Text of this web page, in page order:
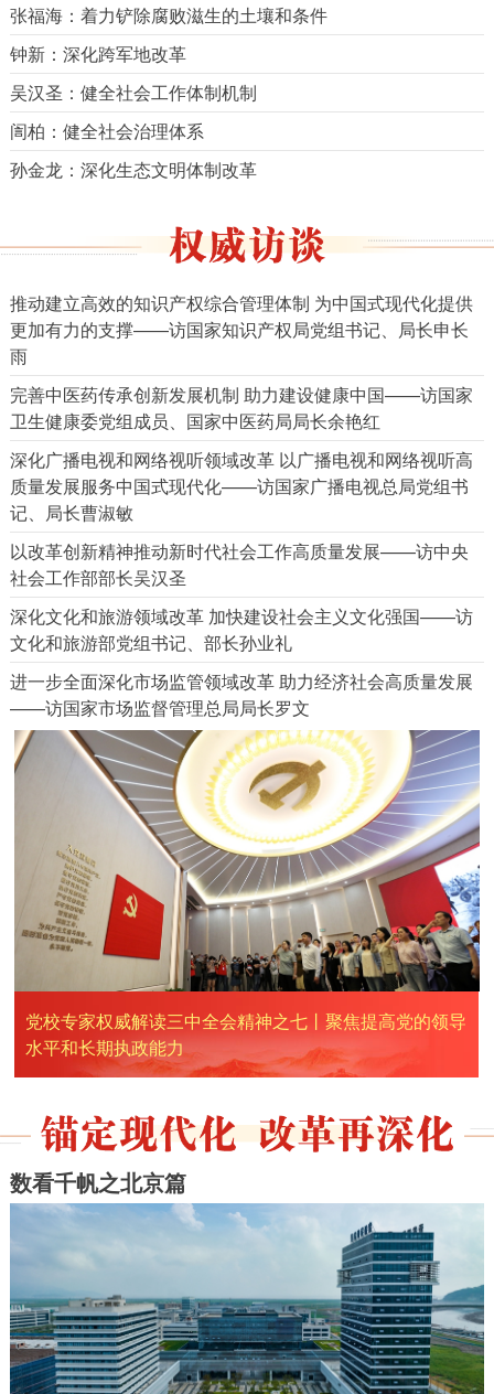
张福海：着力铲除腐败滋生的土壤和条件
钟新：深化跨军地改革
吴汉圣：健全社会工作体制机制
訚柏：健全社会治理体系
孙金龙：深化生态文明体制改革
推动建立高效的知识产权综合管理体制 为中国式现代化提供
更加有力的支撑——访国家知识产权局党组书记、局长申长
雨
完善中医药传承创新发展机制 助力建设健康中国——访国家
卫生健康委党组成员、国家中医药局局长余艳红
深化广播电视和网络视听领域改革 以广播电视和网络视听高
质量发展服务中国式现代化——访国家广播电视总局党组书
记、局长曹淑敏
以改革创新精神推动新时代社会工作高质量发展——访中央
社会工作部部长吴汉圣
深化文化和旅游领域改革 加快建设社会主义文化强国——访
文化和旅游部党组书记、部长孙业礼
进一步全面深化市场监管领域改革 助力经济社会高质量发展
——访国家市场监督管理总局局长罗文
党校专家权威解读三中全会精神之七丨聚焦提高党的领导
水平和长期执政能力
数看千帆之北京篇